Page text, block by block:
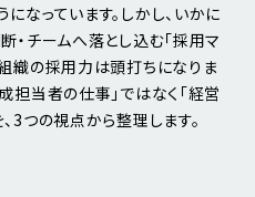
なっています。しかし、いかに
・チームへ落とし込む「採用マ
織の採用力は頭打ちになりま
担当者の仕事」ではなく「経営
3つの視点から整理します。